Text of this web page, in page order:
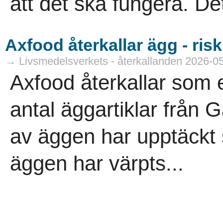
Axfood återkallar ägg -
→ Livsmedelsverkets - återkallanden 2026-
Axfood återkallar som
antal äggartiklar från
av äggen har
äggen har värpts...